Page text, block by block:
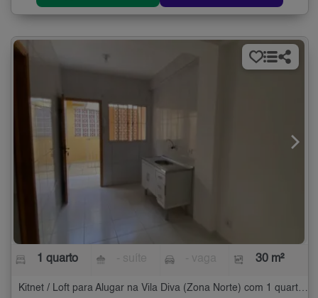
1 quarto 30 m²
Kitnet / Loft para Alugar na Vila Diva (Zona Norte) com 1 quarto - 30 m²